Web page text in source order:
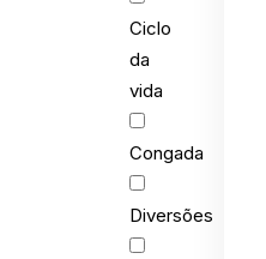
Ciclo
da
vida
Congada
Diversões